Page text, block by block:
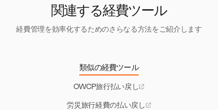
保証します。関連する経費ツール
経費管理を効率化するためのさらなる方法をご紹介します
類似の経費ツール
OWCP旅行払い戻し
労災旅行経費の払い戻し